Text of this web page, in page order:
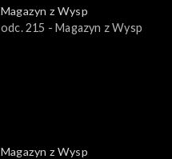
Magazyn z Wysp
odc. 215 - Magazyn z Wysp
Magazyn z Wysp